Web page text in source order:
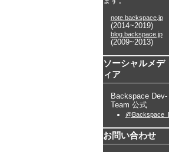
note.backspace.jp
(2014~2019)
blog.backspace.jp
(2009~2013)
ソーシャルメデ
ィア
Backspace Dev-
Team 公式
お問い合わせ